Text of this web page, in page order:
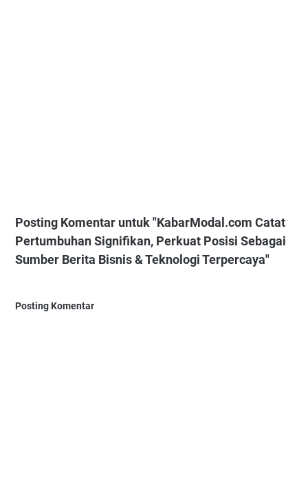
Posting Komentar untuk "KabarModal.com Catat
Pertumbuhan Signifikan, Perkuat Posisi Sebagai
Sumber Berita Bisnis & Teknologi Terpercaya"
Posting Komentar